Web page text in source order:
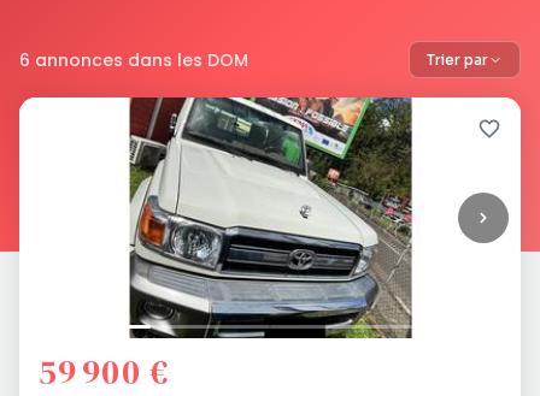
6 annonces dans les DOM Trier par
59 900 €